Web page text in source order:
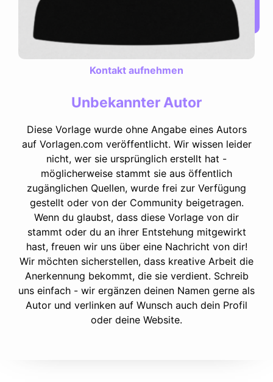
Kontakt aufnehmen
Unbekannter Autor
Diese Vorlage wurde ohne Angabe eines Autors
auf Vorlagen.com veröffentlicht. Wir wissen leider
nicht, wer sie ursprünglich erstellt hat -
möglicherweise stammt sie aus öffentlich
zugänglichen Quellen, wurde frei zur Verfügung
gestellt oder von der Community beigetragen.
Wenn du glaubst, dass diese Vorlage von dir
stammt oder du an ihrer Entstehung mitgewirkt
hast, freuen wir uns über eine Nachricht von dir!
Wir möchten sicherstellen, dass kreative Arbeit die
Anerkennung bekommt, die sie verdient. Schreib
uns einfach - wir ergänzen deinen Namen gerne als
Autor und verlinken auf Wunsch auch dein Profil
oder deine Website.